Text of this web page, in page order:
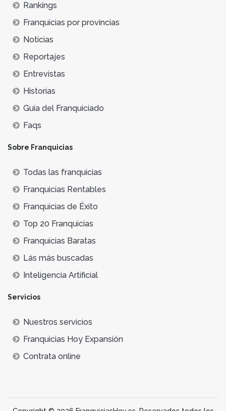
Rankings
Franquicias por provincias
Noticias
Reportajes
Entrevistas
Historias
Guía del Franquiciado
Faqs
Sobre Franquicias
Todas las franquicias
Franquicias Rentables
Franquicias de Éxito
Top 20 Franquicias
Franquicias Baratas
Lás más buscadas
Inteligencia Artificial
Servicios
Nuestros servicios
Franquicias Hoy Expansión
Contrata online